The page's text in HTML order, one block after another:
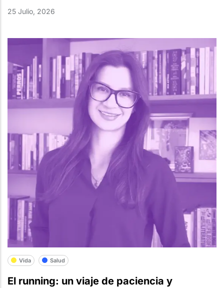
25 Julio, 2026
Vida Salud
El running: un viaje de paciencia y